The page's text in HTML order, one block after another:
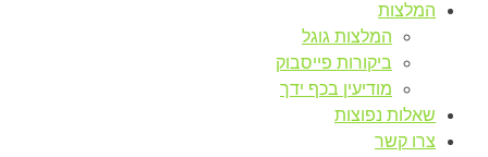
המלצות
המלצות גוגל
ביקורות פייסבוק
מודיעין בכף ידך
שאלות נפוצות
צרו קשר